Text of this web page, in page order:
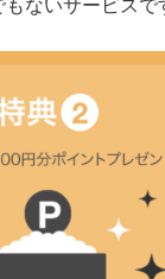
もないサービスで